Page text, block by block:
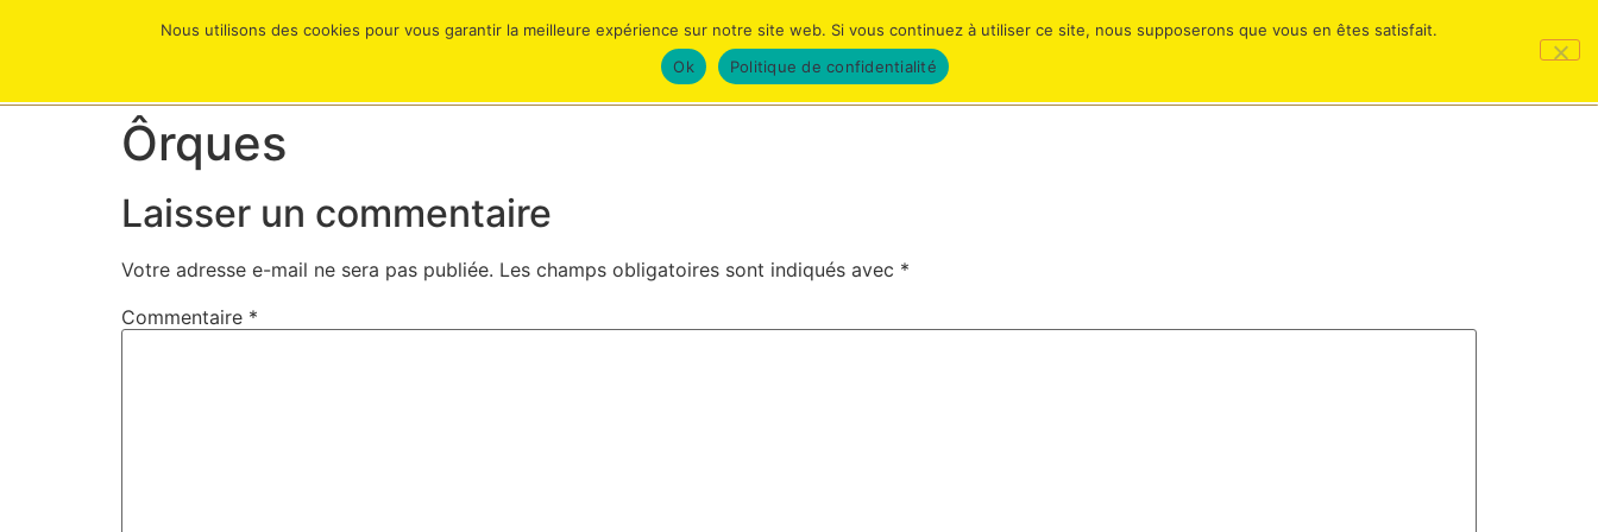
PLANNING HORAIRES/CONTACT
Ôrques
Laisser un commentaire
Votre adresse e-mail ne sera pas publiée. Les champs obligatoires sont indiqués avec *
Commentaire *
Nous utilisons des cookies pour vous garantir la meilleure expérience sur notre site web. Si vous continuez à utiliser ce site, nous supposerons que vous en êtes satisfait.
Ok
Politique de confidentialité